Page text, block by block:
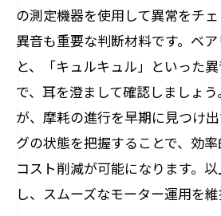
の測定機器を使用して異常をチェ
異音も重要な判断材料です。ベ
と、「キュルキュル」といった
で、耳を澄まして確認しましょ
が、摩耗の進行を早期に見つけ
グの状態を把握することで、効
コスト削減が可能になります。
し、スムーズなモーター運用を維